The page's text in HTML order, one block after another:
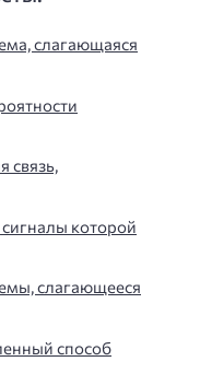
слагающаяся
связь,
которой
слагающееся
способ